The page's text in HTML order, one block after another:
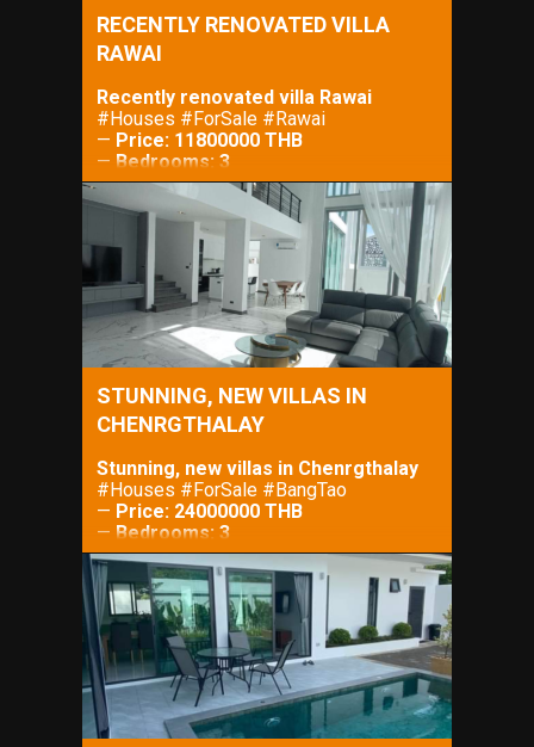
RECENTLY RENOVATED VILLA
RAWAI
Recently renovated villa Rawai
#Houses #ForSale #Rawai
— Price: 11800000 THB
— Bedrooms: 3
—Bathrooms: 3
—Property Size: m²
Lot Size: m²
STUNNING, NEW VILLAS IN
CHENRGTHALAY
Stunning, new villas in Chenrgthalay
#Houses #ForSale #BangTao
— Price: 24000000 THB
— Bedrooms: 3
—Bathrooms: 3
—
Property Size: m²
—Lot Size: m²